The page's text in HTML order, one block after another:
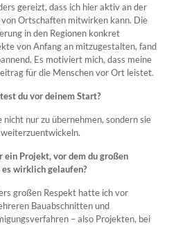
gereizt, dass ich hier aktiv an der
Ortschaften mitwirken kann. Die
in den Regionen konkret
von Anfang an mitzugestalten, fand
Es motiviert mich, dass meine
für die Menschen vor Ort leistet.
du vor deinem Start?
nur zu übernehmen, sondern sie
ein Projekt, vor dem du großen
wirklich gelaufen?
großen Respekt hatte ich vor
Bauabschnitten und
– also Projekten, bei